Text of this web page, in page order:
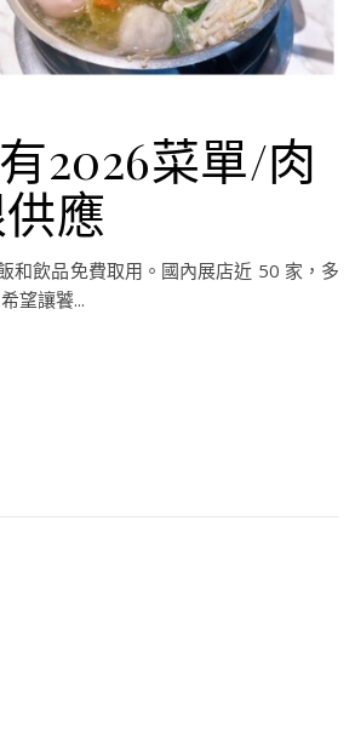
2026菜單/肉
應
和飲品免費取用。國內展店近 50 家，多
望讓饕...